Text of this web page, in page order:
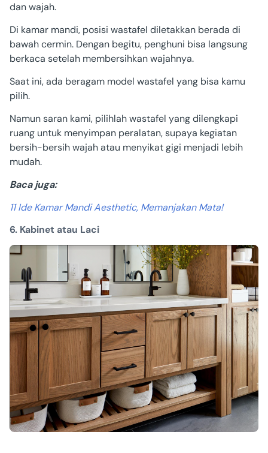
dan wajah.
Di kamar mandi, posisi wastafel diletakkan berada di
bawah cermin. Dengan begitu, penghuni bisa langsung
berkaca setelah membersihkan wajahnya.
Saat ini, ada beragam model wastafel yang bisa kamu
pilih.
Namun saran kami, pilihlah wastafel yang dilengkapi
ruang untuk menyimpan peralatan, supaya kegiatan
bersih-bersih wajah atau menyikat gigi menjadi lebih
mudah.
Baca juga:
11 Ide Kamar Mandi Aesthetic, Memanjakan Mata!
6. Kabinet atau Laci